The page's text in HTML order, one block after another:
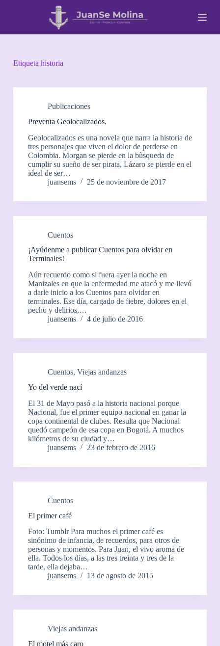
t
o
Etiqueta historia
Publicaciones
Preventa Geolocalizados.
Geolocalizados es una novela que narra la historia de
tres personajes que viven el dolor de perderse en
Colombia. Morgan se pierde en la bùsqueda de
cumplir su sueño de ser pirata, Lázaro se pierde en el
ideal de ser…
juansems
25 de noviembre de 2017
Cuentos
¡Ayúdenme a publicar Cuentos para olvidar en
Terminales!
Aún recuerdo como si fuera ayer la noche en
Manizales en que la enfermedad me atacó y me llevó
a darle inicio a los Cuentos para olvidar en
terminales. Ese día, cargado de fiebre, dolores en el
pecho y delirios,…
juansems
4 de julio de 2016
Cuentos, Viejas andanzas
Yo del verde nací
El 31 de Mayo pasó a la historia nacional porque
Nacional, fue el primer equipo nacional en ganar la
copa continental de clubes. Resulta que Nacional
quedó campeón de esa copa en Bogotá. A muchos
kilómetros de su ciudad y…
juansems
23 de febrero de 2016
Cuentos
El primer café
Foto: Tumblr Para muchos el primer café es
sinónimo de infancia, de recuerdos, para otros de
personas y momentos. Para Juan, el vivo aroma de
ella. Todos los días, a las tres treinta y tres de la
tarde, ella dejaba…
juansems
13 de agosto de 2015
Viejas andanzas
El motel más caro